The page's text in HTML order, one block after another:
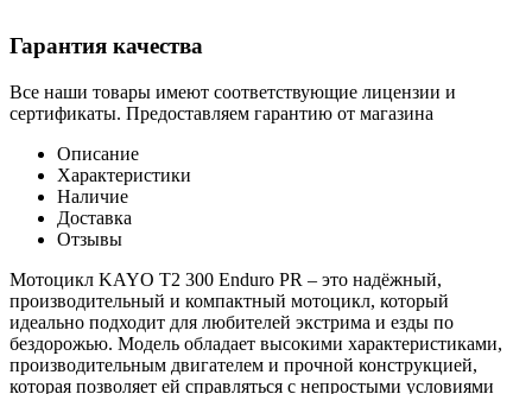
Гарантия качества
Все наши товары имеют соответствующие лицензии и
сертификаты. Предоставляем гарантию от магазина
Описание
Характеристики
Наличие
Доставка
Отзывы
Мотоцикл KAYO T2 300 Enduro PR – это надёжный,
производительный и компактный мотоцикл, который
идеально подходит для любителей экстрима и езды по
бездорожью. Модель обладает высокими характеристиками,
производительным двигателем и прочной конструкцией,
которая позволяет ей справляться с непростыми условиями